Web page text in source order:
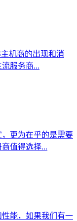
机商的出现和消
服务商...
更为在乎的是需要
值得选择...
能，如果我们有一